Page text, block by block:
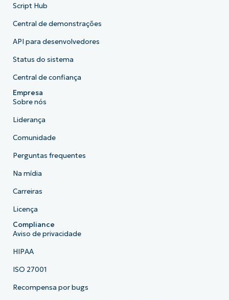
Script Hub
Central de demonstrações
API para desenvolvedores
Status do sistema
Central de confiança
Empresa
Sobre nós
Liderança
Comunidade
Perguntas frequentes
Na mídia
Carreiras
Licença
Compliance
Aviso de privacidade
HIPAA
ISO 27001
Recompensa por bugs